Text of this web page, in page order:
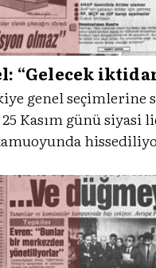
“Gelecek
genel seçimlerine
25 Kasım günü siyasi